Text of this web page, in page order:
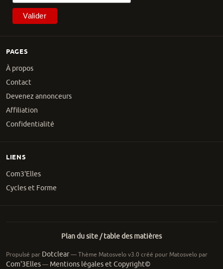
PAGES
À propos
Contact
Devenez annonceurs
Affiliation
Confidentialité
LIENS
Com3'Elles
Cycles et Forme
Plan du site / table des matières
Propulsé par Dotclear— Thème Matosvelo v3.0 créé pour Matosvelo par
Com'3Elles— Mentions légales et Copyright©